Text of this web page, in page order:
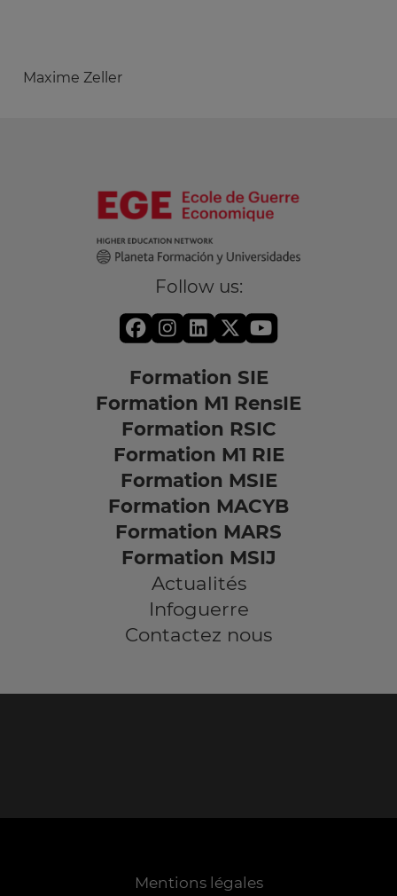
Maxime Zeller
Follow us:
Formation SIE
Formation M1 RensIE
Formation RSIC
Formation M1 RIE
Formation MSIE
Formation MACYB
Formation MARS
Formation MSIJ
Actualités
Infoguerre
Contactez nous
Mentions légales